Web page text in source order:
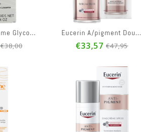
Neostrata Creme Glycolique Lissante Tube 40g
€38,00
Eucerin A/pigment Double Serum 30ml
€33,57 €47,95